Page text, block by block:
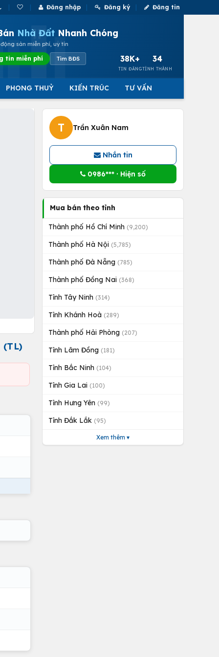
Đăng nhập Đăng ký Đăng tin
Nhà Đất Nhanh Chóng
sản miễn phí, uy tín
tin miễn phí Tìm BĐS 38K+
TIN ĐĂNG
34
TỈNH THÀNH
PHONG THUỶ KIẾN TRÚC TƯ VẤN
(TL)
T Trần Xuân Nam
Nhắn tin
0986*** · Hiện số
Mua bán theo tỉnh
Thành phố Hồ Chí Minh (9,200)
Thành phố Hà Nội (5,785)
Thành phố Đà Nẵng (785)
Thành phố Đồng Nai (368)
Tỉnh Tây Ninh (314)
Tỉnh Khánh Hoà (289)
Thành phố Hải Phòng (207)
Tỉnh Lâm Đồng (181)
Tỉnh Bắc Ninh (104)
Tỉnh Gia Lai (100)
Tỉnh Hưng Yên (99)
Tỉnh Đắk Lắk (95)
Xem thêm ▾